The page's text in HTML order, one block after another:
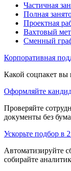
Частичная
Полная
Проектная
Вахтовый
Сменный
Корпоративная
Какой соцпакет вы
Оформляйте
Проверяйте
документы без
Ускорьте подбор в
Автоматизируйте
собирайте